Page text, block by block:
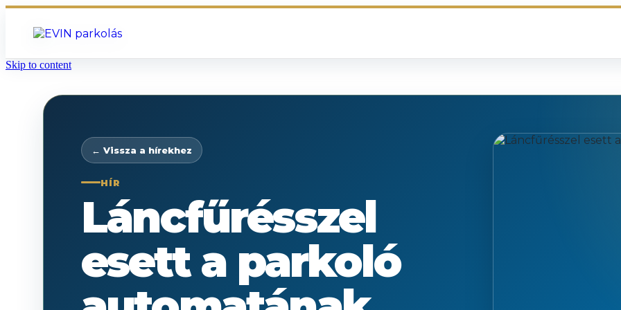
Skip to content
← Vissza a hírekhez
HÍR
Láncfűrésszel
esett a parkoló